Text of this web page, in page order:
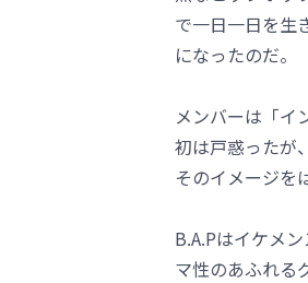
で一日一日を生
になったのだ。
メンバーは「イ
初は戸惑ったが
そのイメージを
B.A.Pはイケメ
マ性のあふれる